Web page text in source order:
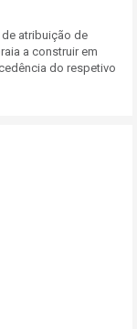
atribuição de
a construir em
do respetivo